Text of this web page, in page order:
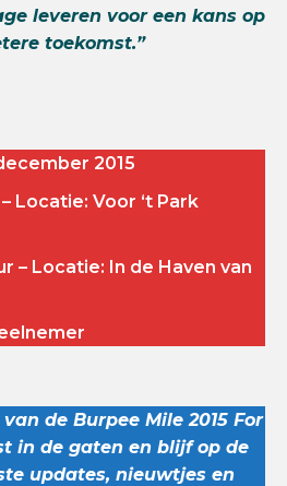
leveren voor een kans op
toekomst.”
2015
Locatie: Voor ‘t Park
– Locatie: In de Haven van
de Burpee Mile 2015 For
in de gaten en blijf op de
updates, nieuwtjes en